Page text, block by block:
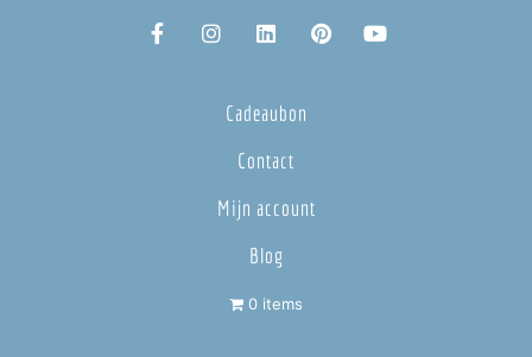
Cadeaubon
Contact
Mijn account
Blog
0 items